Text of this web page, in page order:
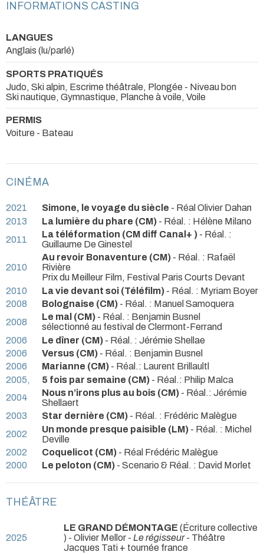
INFORMATIONS CASTING
LANGUES
Anglais (lu/parlé)
SPORTS PRATIQUÉS
Judo, Ski alpin, Escrime théâtrale, Plongée - Niveau bon
Ski nautique, Gymnastique, Planche à voile, Voile
PERMIS
Voiture - Bateau
CINÉMA
2021 Simone, le voyage du siècle - Réal Olivier Dahan
2013
La lumière du phare (CM) - Réal. : Hélène Milano
2011
La téléformation (CM diff Canal+ ) - Réal. :
Guillaume De Ginestel
2010
Au revoir Bonaventure (CM) - Réal. : Rafaël
Rivière
Prix du Meilleur Film, Festival Paris Courts Devant
2010
La vie devant soi (Téléfilm) - Réal. : Myriam Boyer
2008
Bolognaise (CM) - Réal. : Manuel Samoquera
2008
Le mal (CM) - Réal. : Benjamin Busnel
sélectionné au festival de Clermont-Ferrand
2006
Le dîner (CM) - Réal. : Jérémie Shellae
2006
Versus (CM) - Réal. : Benjamin Busnel
2006
Marianne (CM) - Réal.: Laurent Brillaultl
2005,
5 fois par semaine (CM) - Réal.: Philip Malca
2004
Nous n’irons plus au bois (CM) - Réal.: Jérémie
Shellaert
2003
Star dernière (CM) - Réal. : Frédéric Malègue
2002
Un monde presque paisible (LM) - Réal. : Michel
Deville
2002
Coquelicot (CM) - Réal Frédéric Malègue
2000
Le peloton (CM) - Scenario & Réal. : David Morlet
THÉÂTRE
2025
LE GRAND DÉMONTAGE (Écriture collective
) - Olivier Mellor - Le régisseur- Théâtre
Jacques Tati + tournée france